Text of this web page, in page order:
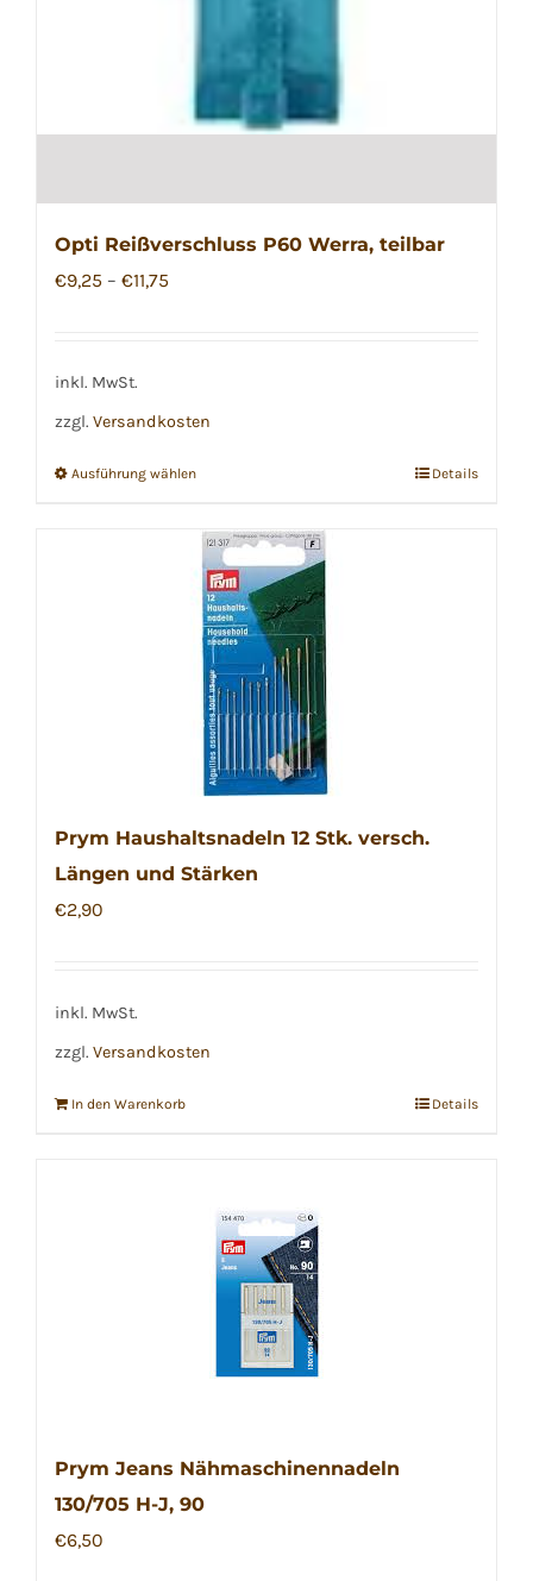
Opti Reißverschluss P60 Werra, teilbar
€9,25 – €11,75
inkl. MwSt.
zzgl. Versandkosten
Ausführung wählenDieses
weist
mehrere
Varianten
auf.
Die
Optionen
können
auf
Details
Prym Haushaltsnadeln 12 Stk. versch.
Längen und Stärken
€2,90
inkl. MwSt.
zzgl. Versandkosten
In den Warenkorb Details
Prym Jeans Nähmaschinennadeln
130/705 H-J, 90
€6,50